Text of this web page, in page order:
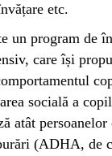
etc.
un program de
care își
socială a
atât
(ADHA, de